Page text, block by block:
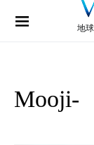
地
Search for:
Mooji-